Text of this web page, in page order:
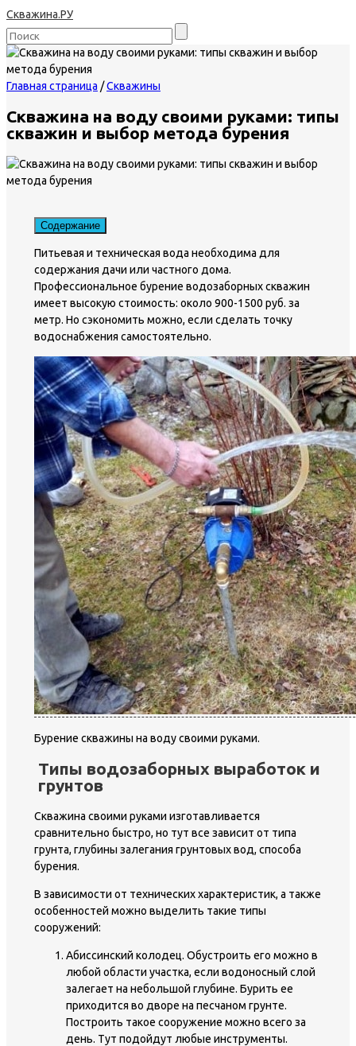
Скважина.РУ
Главная страница /Скважины
Скважина на воду своими руками: типы
скважин и выбор метода бурения
Содержание
Питьевая и техническая вода необходима для
содержания дачи или частного дома.
Профессиональное бурение водозаборных скважин
имеет высокую стоимость: около 900-1500 руб. за
метр. Но сэкономить можно, если сделать точку
водоснабжения самостоятельно.
Бурение скважины на воду своими руками.
Типы водозаборных выработок и
грунтов
Скважина своими руками изготавливается
сравнительно быстро, но тут все зависит от типа
грунта, глубины залегания грунтовых вод, способа
бурения.
В зависимости от технических характеристик, а также
особенностей можно выделить такие типы
сооружений:
Абиссинский колодец. Обустроить его можно в
любой области участка, если водоносный слой
залегает на небольшой глубине. Бурить ее
приходится во дворе на песчаном грунте.
Построить такое сооружение можно всего за
день. Тут подойдут любые инструменты.